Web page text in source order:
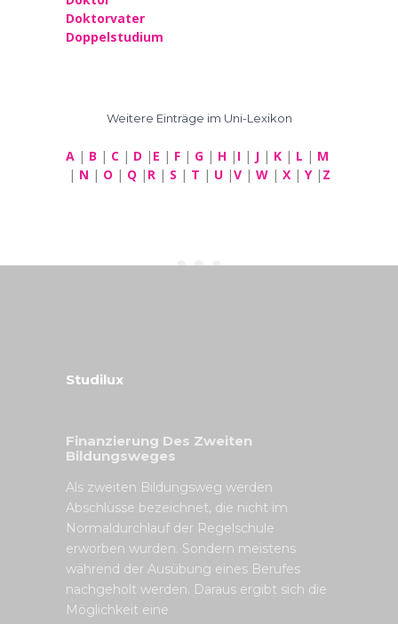
Doktorvater
Doppelstudium
Weitere Einträge im Uni-Lexikon
A | B | C | D | E | F | G | H | I | J | K | L | M
| N | O | Q | R| S | T | U|V| W| X| Y| Z
Studilux
Finanzierung Des Zweiten
Bildungsweges
Als zweiten Bildungsweg werden
Abschlüsse bezeichnet, die nicht im
Normaldurchlauf der Regelschule
erworben wurden. Sondern meistens
während der Ausübung eines Berufes
nachgeholt werden. Daraus ergibt sich die
Möglichkeit eine